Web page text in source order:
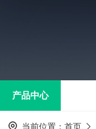
产品中心
当前位置： 首页